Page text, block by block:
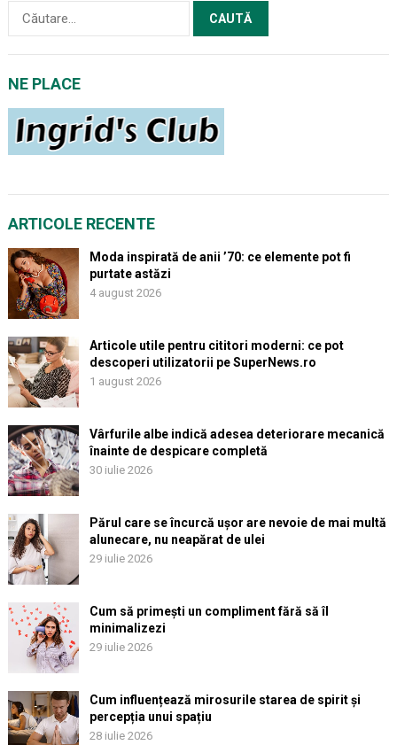
Caută
NE PLACE
ARTICOLE RECENTE
Moda inspirată de anii ’70: ce elemente pot fi
purtate astăzi
4 august 2026
Articole utile pentru cititori moderni: ce pot
descoperi utilizatorii pe SuperNews.ro
1 august 2026
Vârfurile albe indică adesea deteriorare mecanică
înainte de despicare completă
30 iulie 2026
Părul care se încurcă ușor are nevoie de mai multă
alunecare, nu neapărat de ulei
29 iulie 2026
Cum să primești un compliment fără să îl
minimalizezi
29 iulie 2026
Cum influențează mirosurile starea de spirit și
percepția unui spațiu
28 iulie 2026